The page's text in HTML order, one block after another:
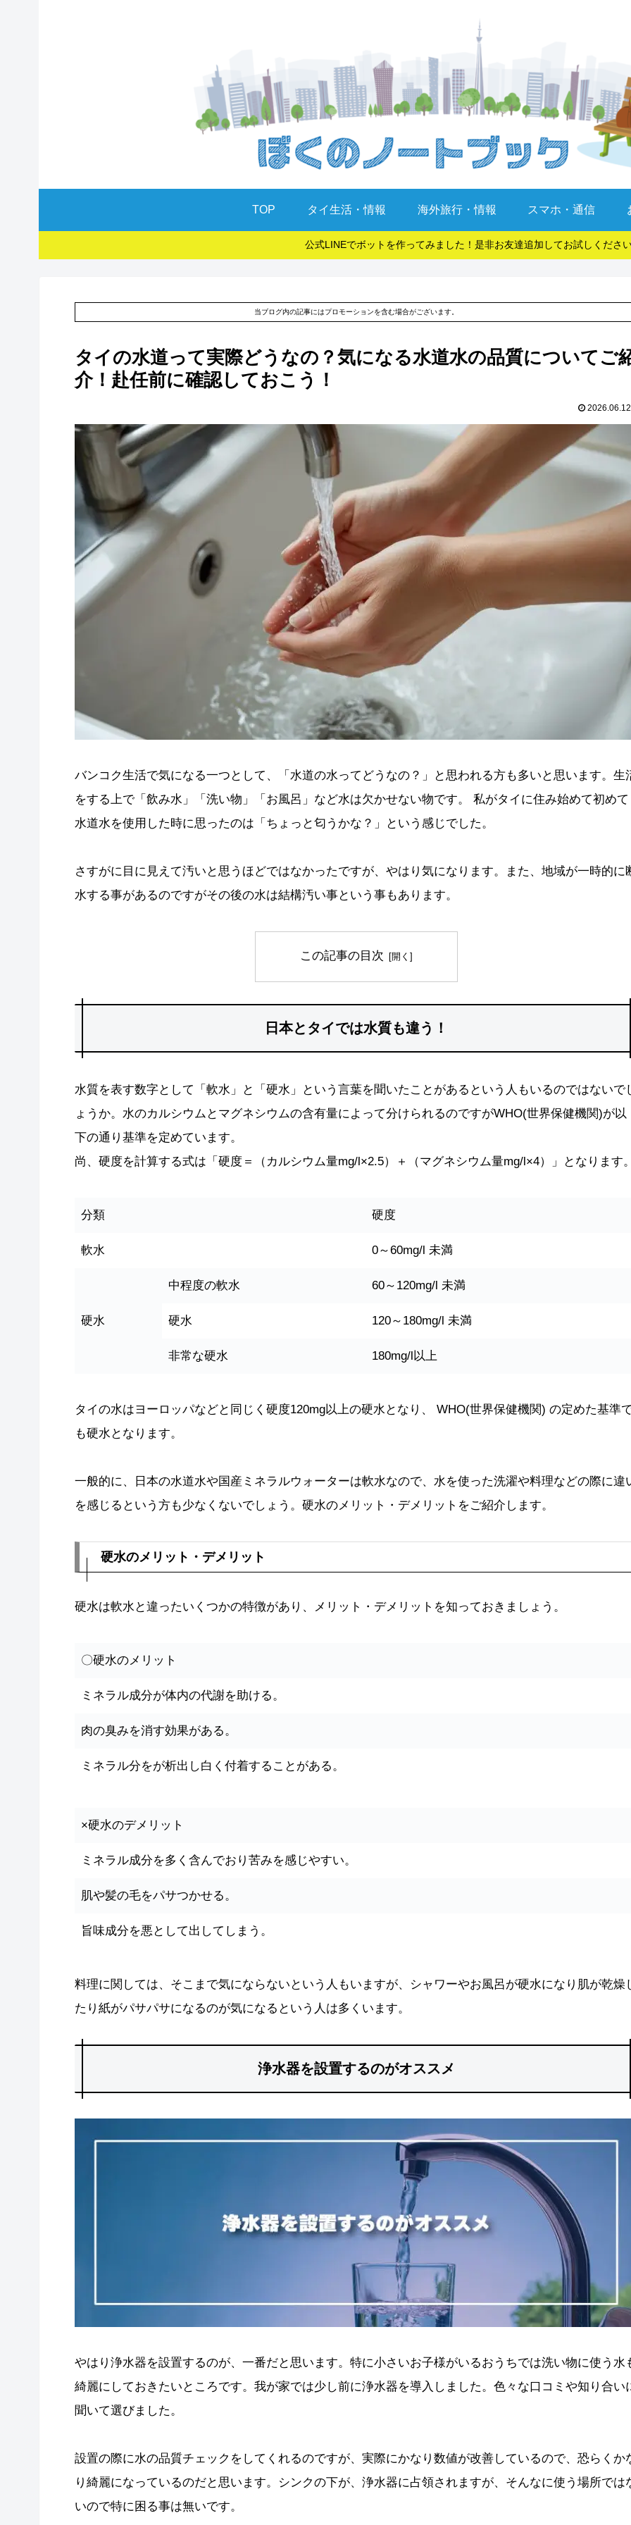
TOP タイ生活・情報 海外旅行・情報 スマホ・通信
公式LINEでボットを作ってみました！是非お友達追加してお試しくださ
当ブログ内の記事にはプロモーションを含む場合がございます。
タイの水道って実際どうなの？気になる水道水の品質についてご
介！赴任前に確認しておこう！
2026.06.12
バンコク生活で気になる一つとして、「水道の水ってどうなの？」と思われる方も多いと思います。生
をする上で「飲み水」「洗い物」「お風呂」など水は欠かせない物です。 私がタイに住み始めて初めて
水道水を使用した時に思ったのは「ちょっと匂うかな？」という感じでした。
さすがに目に見えて汚いと思うほどではなかったですが、やはり気になります。また、地域が一時的に
水する事があるのですがその後の水は結構汚い事という事もあります。
この記事の目次
日本とタイでは水質も違う！
水質を表す数字として「軟水」と「硬水」という言葉を聞いたことがあるという人もいるのではないで
ょうか。水のカルシウムとマグネシウムの含有量によって分けられるのですがWHO(世界保健機関)が以
下の通り基準を定めています。
尚、硬度を計算する式は「硬度＝（カルシウム量mg/l×2.5）＋（マグネシウム量mg/l×4）」となります
分類 硬度
軟水 0～60mg/l 未満
硬水
中程度の軟水 60～120mg/l 未満
硬水 120～180mg/l 未満
非常な硬水 180mg/l以上
タイの水はヨーロッパなどと同じく硬度120mg以上の硬水となり、 WHO(世界保健機関) の定めた基準
も硬水となります。
一般的に、日本の水道水や国産ミネラルウォーターは軟水なので、水を使った洗濯や料理などの際に違
を感じるという方も少なくないでしょう。硬水のメリット・デメリットをご紹介します。
硬水のメリット・デメリット
硬水は軟水と違ったいくつかの特徴があり、メリット・デメリットを知っておきましょう。
〇硬水のメリット
ミネラル成分が体内の代謝を助ける。
肉の臭みを消す効果がある。
ミネラル分をが析出し白く付着することがある。
×硬水のデメリット
ミネラル成分を多く含んでおり苦みを感じやすい。
肌や髪の毛をパサつかせる。
旨味成分を悪として出してしまう。
料理に関しては、そこまで気にならないという人もいますが、シャワーやお風呂が硬水になり肌が乾燥
たり紙がパサパサになるのが気になるという人は多くいます。
浄水器を設置するのがオススメ
やはり浄水器を設置するのが、一番だと思います。特に小さいお子様がいるおうちでは洗い物に使う水
綺麗にしておきたいところです。我が家では少し前に浄水器を導入しました。色々な口コミや知り合い
聞いて選びました。
設置の際に水の品質チェックをしてくれるのですが、実際にかなり数値が改善しているので、恐らくか
り綺麗になっているのだと思います。シンクの下が、浄水器に占領されますが、そんなに使う場所では
いので特に困る事は無いです。